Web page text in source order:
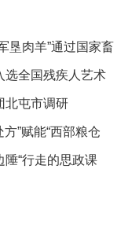
垦肉羊”通过国家畜
选全国残疾人艺术
北屯市调研
”赋能“西部粮仓
陲“行走的思政课